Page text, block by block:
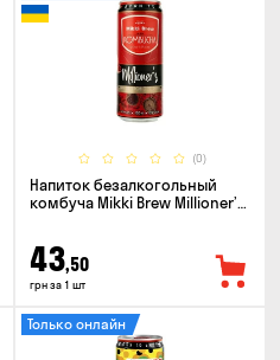
(0)
Напиток безалкогольный
комбуча Mikki Brew Millioner’s
43,50
грн за 1 шт
Только онлайн